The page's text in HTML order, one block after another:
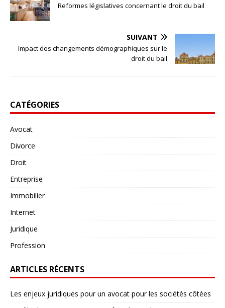
Reformes législatives concernant le droit du bail
SUIVANT
Impact des changements démographiques sur le
droit du bail
CATÉGORIES
Avocat
Divorce
Droit
Entreprise
Immobilier
Internet
Juridique
Profession
ARTICLES RÉCENTS
Les enjeux juridiques pour un avocat pour les sociétés côtées